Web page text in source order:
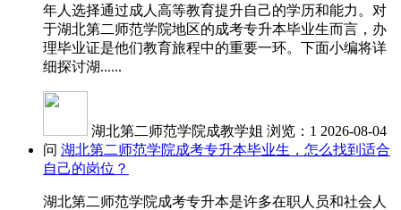
年人选择通过成人高等教育提升自己的学历和能力。对
于湖北第二师范学院地区的成考专升本毕业生而言，办
理毕业证是他们教育旅程中的重要一环。下面小编将详
细探讨湖......
湖北第二师范学院成教学姐 浏览：1 2026-08-04
问 湖北第二师范学院成考专升本毕业生，怎么找到适合
自己的岗位？
湖北第二师范学院成考专升本是许多在职人员和社会人